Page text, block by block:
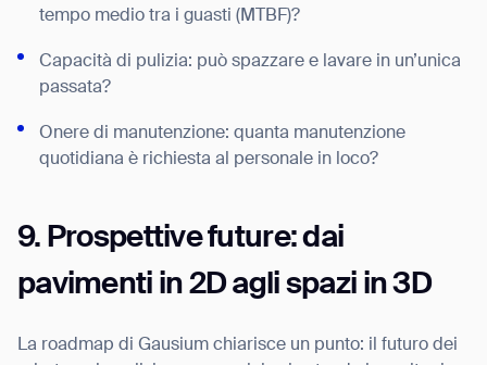
tempo medio tra i guasti (MTBF)?
Capacità di pulizia: può spazzare e lavare in un’unica
passata?
Onere di manutenzione: quanta manutenzione
quotidiana è richiesta al personale in loco?
9. Prospettive future: dai
pavimenti in 2D agli spazi in 3D
La roadmap di Gausium chiarisce un punto: il futuro dei